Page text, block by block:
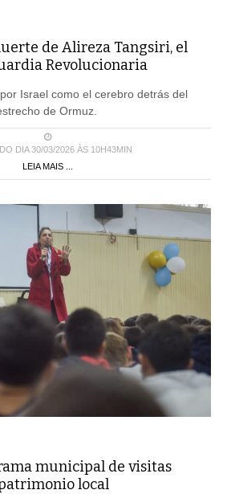
de Alireza Tangsiri, el
Revolucionaria
Israel como el cerebro detrás del
de Ormuz.
DIA 30/03/2026 ÀS 10H43MIN
LEIA MAIS ...
municipal de visitas
local